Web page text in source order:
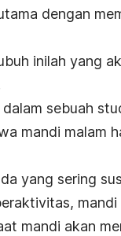
dengan
inilah yang
sebuah
mandi malam
yang sering
mandi akan